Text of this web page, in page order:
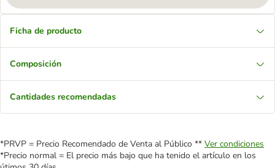
Ficha de producto
Composición
Cantidades recomendadas
*PRVP = Precio Recomendado de Venta al Público ** Ver condiciones
*Precio normal = El precio más bajo que ha tenido el artículo en los